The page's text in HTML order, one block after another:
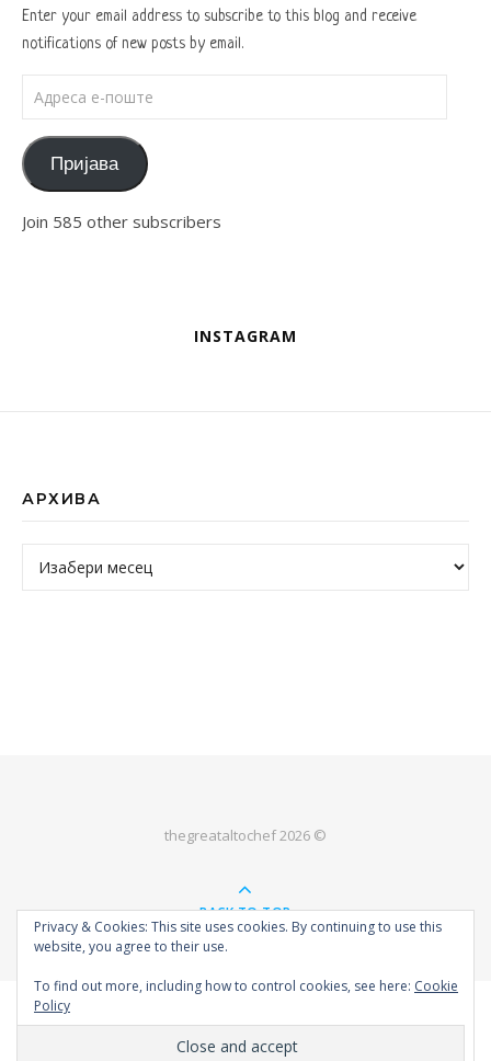
Enter your email address to subscribe to this blog and receive
notifications of new posts by email.
Пријава
Join 585 other subscribers
INSTAGRAM
АРХИВА
Архива
thegreataltochef 2026 ©
BACK TO TOP
Privacy & Cookies: This site uses cookies. By continuing to use this
website, you agree to their use.
To find out more, including how to control cookies, see here: Cookie
Policy